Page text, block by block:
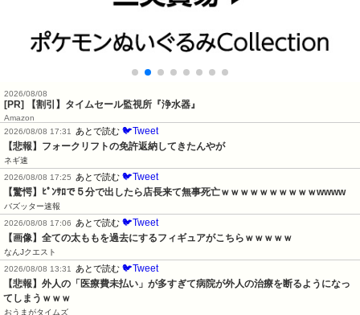
2026/08/08
[PR] 【割引】タイムセール監視所『浄水器』
Amazon
2026/08/08 17:31
あとで読む 🐦Tweet
【悲報】フォークリフトの免許返納してきたんやが
ネギ速
2026/08/08 17:25
あとで読む 🐦Tweet
【驚愕】ﾋﾟﾝｻﾛで５分で出したら店長来て無事死亡ｗｗｗｗｗｗｗｗｗｗwwww
バズッター速報
2026/08/08 17:06
あとで読む 🐦Tweet
【画像】全ての太ももを過去にするフィギュアがこちらｗｗｗｗｗ
なんJクエスト
2026/08/08 13:31
あとで読む 🐦Tweet
【悲報】外人の「医療費未払い」が多すぎて病院が外人の治療を断るようになっ
てしまうｗｗｗ
おうまがタイムズ